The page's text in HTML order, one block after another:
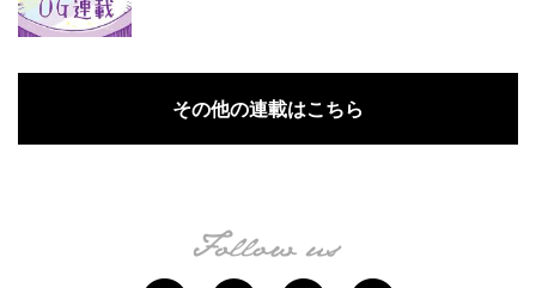
その他の連載はこちら